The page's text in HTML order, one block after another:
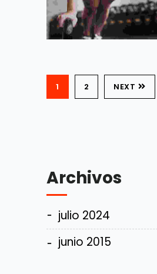
1 2 NEXT
Archivos
julio 2024
junio 2015